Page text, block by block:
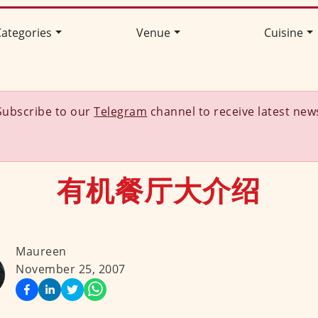
Venue Cuisine
to ourTelegram channel to receive latest
有机餐厅大介绍
Maureen
November 25, 2007